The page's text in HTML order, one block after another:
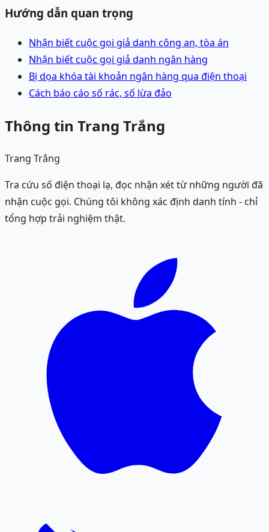
Hướng dẫn quan trọng
Nhận biết cuộc gọi giả danh công an, tòa án
Nhận biết cuộc gọi giả danh ngân hàng
Bị dọa khóa tài khoản ngân hàng qua điện thoại
Cách báo cáo số rác, số lừa đảo
Thông tin Trang Trắng
Trang Trắng
Tra cứu số điện thoại lạ, đọc nhận xét từ những người đã
nhận cuộc gọi. Chúng tôi không xác định danh tính - chỉ
tổng hợp trải nghiệm thật.